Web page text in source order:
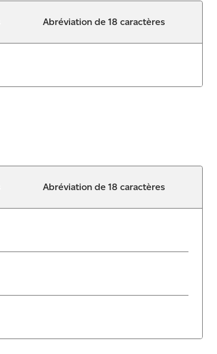
Abréviation de 18 caractères
Abréviation de 18 caractères